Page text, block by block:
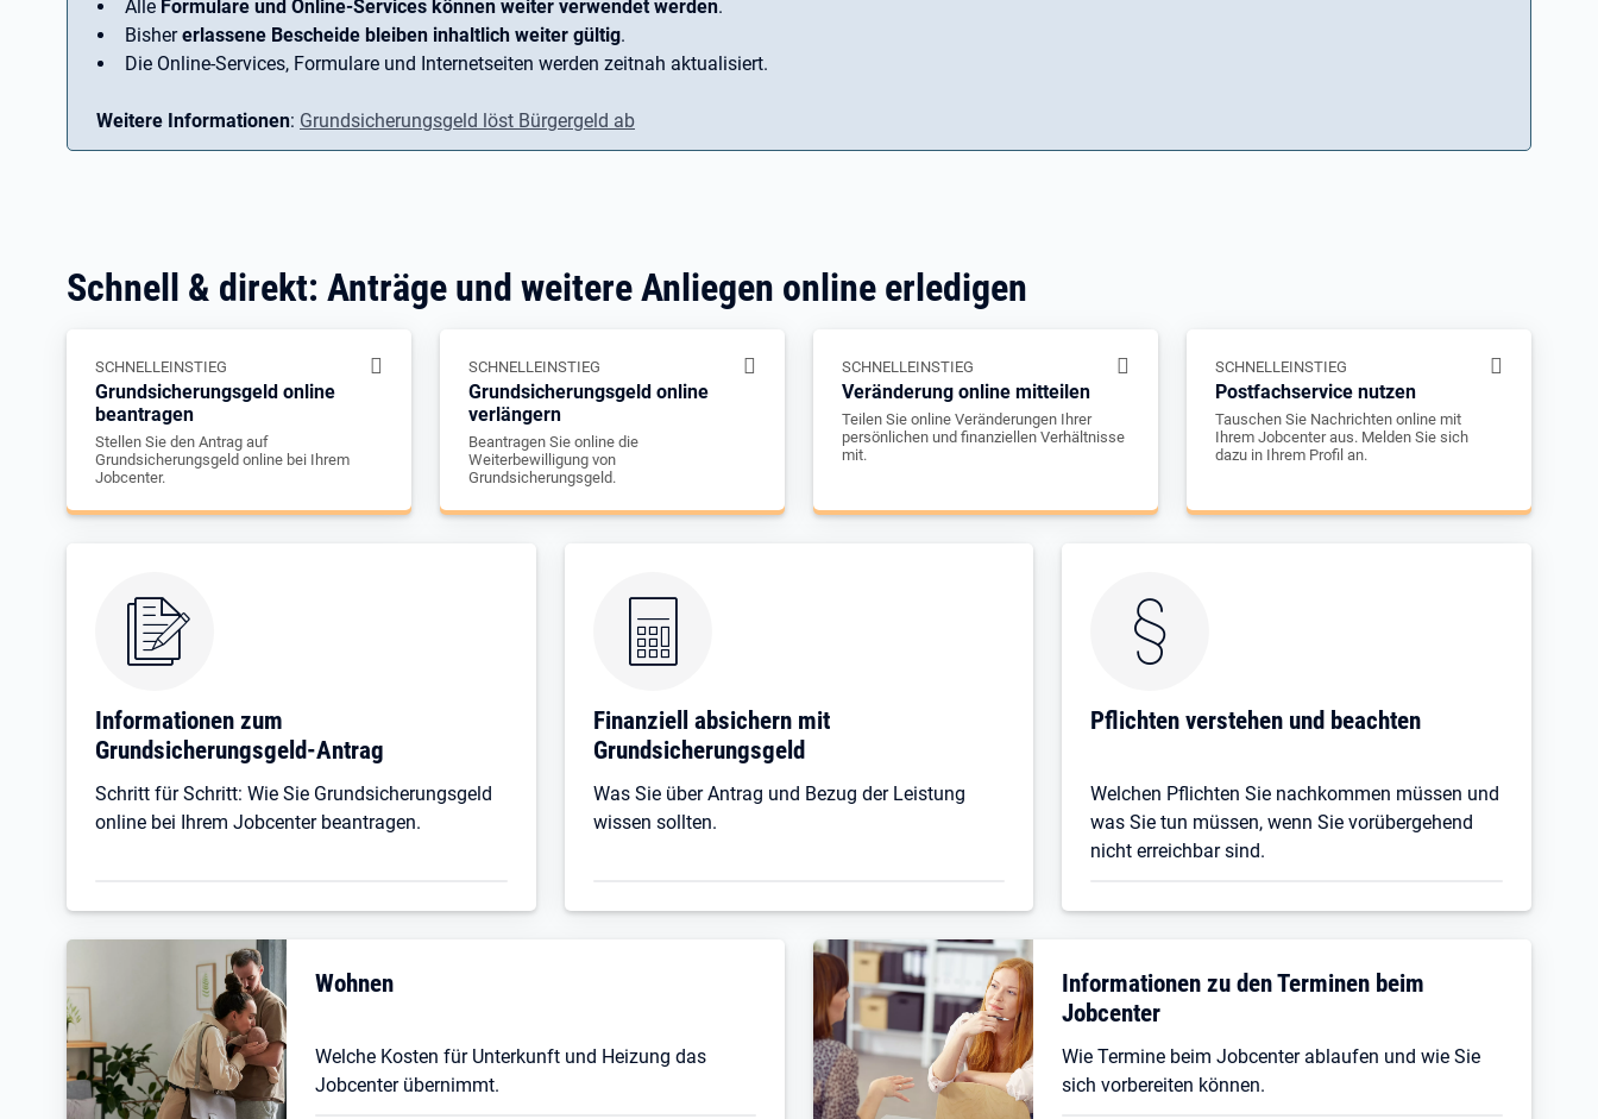
Alle Formulare und Online-Services können weiter verwendet werden.
Bishererlassene Bescheide bleiben inhaltlich weiter gültig.
Die Online-Services, Formulare und Internetseiten werden zeitnah aktualisiert.
Weitere Informationen: Grundsicherungsgeld löst Bürgergeld ab
Schnell & direkt: Anträge und weitere Anliegen online erledigen
SCHNELLEINSTIEG
Grundsicherungsgeld online
beantragen
Stellen Sie den Antrag auf
Grundsicherungsgeld online bei Ihrem
Jobcenter.
SCHNELLEINSTIEG
Grundsicherungsgeld online
verlängern
Beantragen Sie online die
Weiterbewilligung von
Grundsicherungsgeld.
SCHNELLEINSTIEG
Veränderung online mitteilen
Teilen Sie online Veränderungen Ihrer
persönlichen und finanziellen Verhältnisse
mit.
SCHNELLEINSTIEG
Postfachservice nutzen
Tauschen Sie Nachrichten online mit
Ihrem Jobcenter aus. Melden Sie sich
dazu in Ihrem Profil an.
Informationen zum
Grundsicherungsgeld-Antrag
Schritt für Schritt: Wie Sie Grundsicherungsgeld
online bei Ihrem Jobcenter beantragen.
Finanziell absichern mit
Grundsicherungsgeld
Was Sie über Antrag und Bezug der Leistung
wissen sollten.
Pflichten verstehen und beachten
Welchen Pflichten Sie nachkommen müssen und
was Sie tun müssen, wenn Sie vorübergehend
nicht erreichbar sind.
Wohnen
Welche Kosten für Unterkunft und Heizung das
Jobcenter übernimmt.
Informationen zu den Terminen beim
Jobcenter
Wie Termine beim Jobcenter ablaufen und wie Sie
sich vorbereiten können.